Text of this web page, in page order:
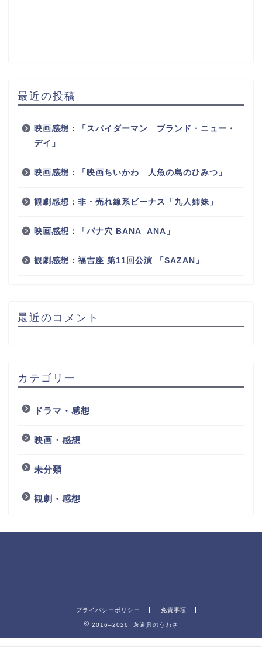
最近の投稿
映画感想：「スパイダーマン ブランド・ニュー・
デイ」
映画感想：「映画ちいかわ 人魚の島のひみつ」
観劇感想：非・売れ線系ビーナス「九人姉妹」
映画感想：「バナ穴 BANA_ANA」
観劇感想：福吉座 第11回公演 「SAZAN」
最近のコメント
カテゴリー
ドラマ・感想
映画・感想
未分類
観劇・感想
プライバシーポリシー 免責事項
2016–2026 灰道具のうわさ